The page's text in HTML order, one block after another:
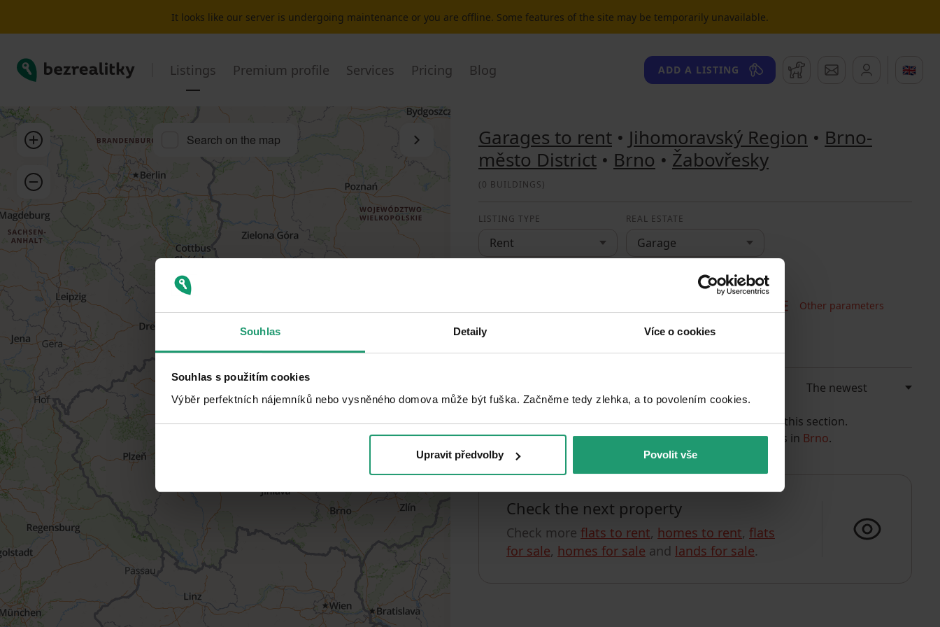
Souhlas Detaily Více o cookies
Souhlas s použitím cookies
Výběr perfektních nájemníků nebo vysněného domova může být fuška. Začněme tedy zlehka, a to povolením cookies.​
Upravit předvolby Povolit vše
It looks like our server is undergoing maintenance or you are offline. Some features of the site may be temporarily unavailable.
Bezrealitky Listings Premium profile Services Pricing Blog ADD A LISTING WatchdogMessages 🇬🇧
Zoom in
Zoom out
Search on the map Close the listGarages to rent • Jihomoravský Region • Brno-
město District • Brno • Žabovřesky
(0 BUILDINGS)
LISTING TYPE
Rent
REAL ESTATE
Garage
Other parameters
Unfortunately, we currently have no offers in this section.
You can check out, for example, the listings in Brno.
Check the next property
Check more flats to rent, homes to rent, flats
for sale, homes for sale and lands for sale.